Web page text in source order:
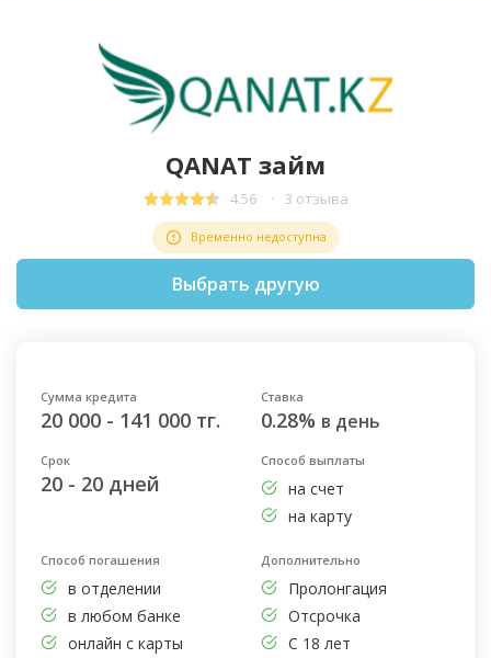
QANAT займ
4.56 3 отзыва
Временно недоступна
Выбрать другую
Сумма кредита
20 000 - 141 000 тг.
Ставка
0.28% в день
Срок
20 - 20 дней
Способ выплаты
на счет
на карту
Способ погашения
в отделении
в любом банке
онлайн с карты
Дополнительно
Пролонгация
Отсрочка
С 18 лет